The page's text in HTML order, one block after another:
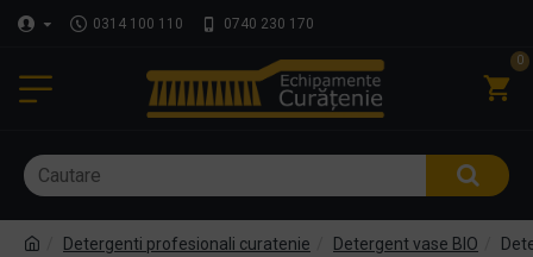
0314 100 110 0740 230 170
0
Detergenti profesionali curatenie Detergent vase BIO